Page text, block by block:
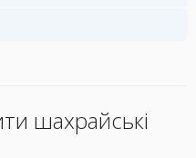
шахрайські